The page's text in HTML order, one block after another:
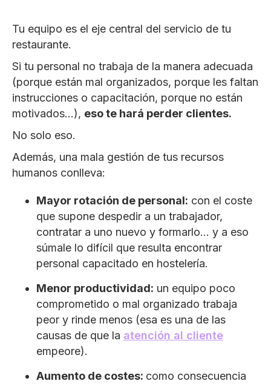
Tu equipo es el eje central del servicio de tu
restaurante.
Si tu personal no trabaja de la manera adecuada
(porque están mal organizados, porque les faltan
instrucciones o capacitación, porque no están
motivados…), eso te hará perder clientes.
No solo eso.
Además, una mala gestión de tus recursos
humanos conlleva:
Mayor rotación de personal: con el coste
que supone despedir a un trabajador,
contratar a uno nuevo y formarlo… y a eso
súmale lo difícil que resulta encontrar
personal capacitado en hostelería.
Menor productividad: un equipo poco
comprometido o mal organizado trabaja
peor y rinde menos (esa es una de las
causas de que la atención al cliente
empeore).
Aumento de costes: como consecuencia